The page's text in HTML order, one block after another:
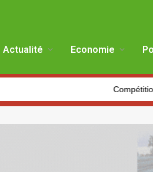
Actualité Economie
Compétitions